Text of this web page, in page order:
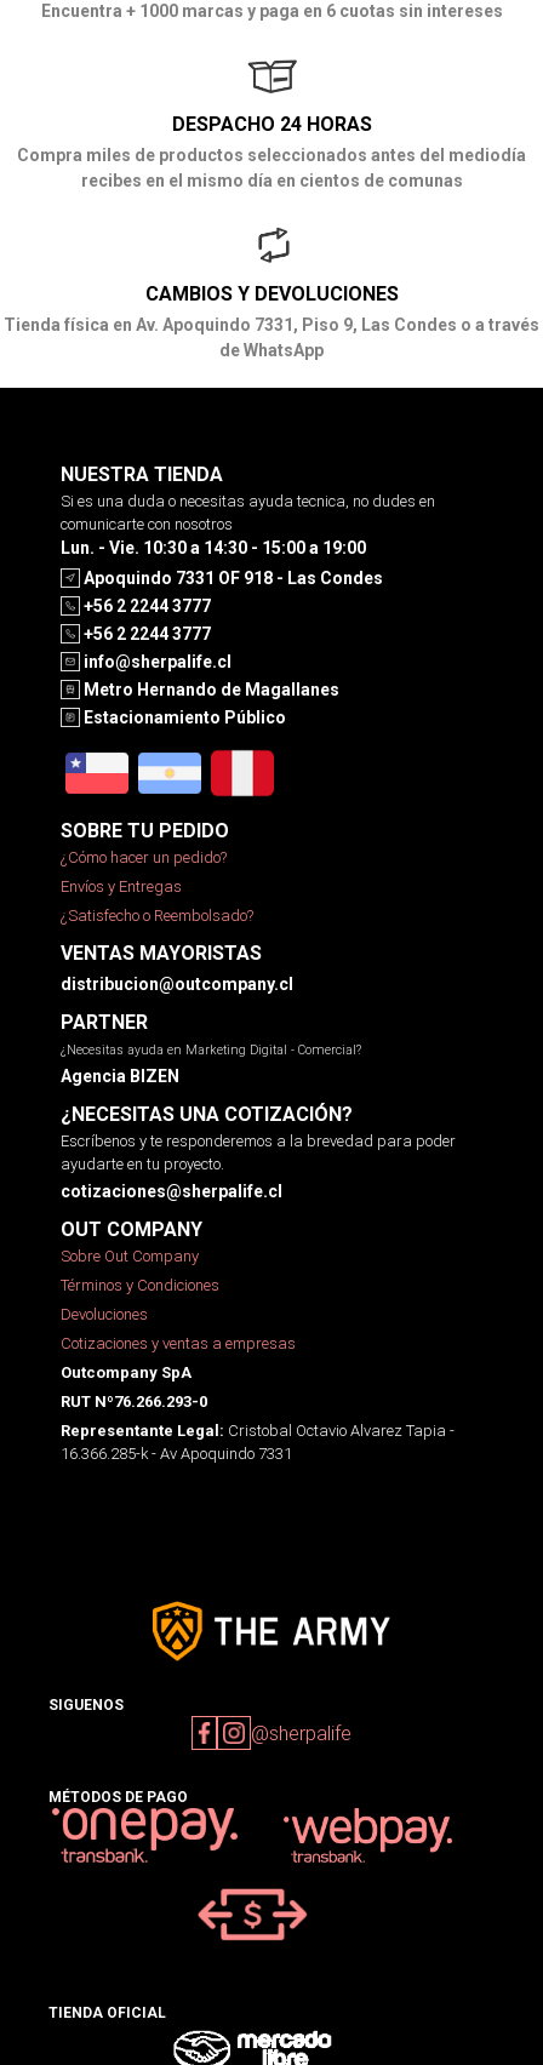
Encuentra + 1000 marcas y paga en 6 cuotas sin intereses
DESPACHO 24 HORAS
Compra miles de productos seleccionados antes del mediodía
recibes en el mismo día en cientos de comunas
CAMBIOS Y DEVOLUCIONES
Tienda física en Av. Apoquindo 7331, Piso 9, Las Condes o a través
de WhatsApp
NUESTRA TIENDA
Si es una duda o necesitas ayuda tecnica, no dudes en
comunicarte con nosotros
Lun. - Vie. 10:30 a 14:30 - 15:00 a 19:00
Apoquindo 7331 OF 918 - Las Condes
+56 2 2244 3777
+56 2 2244 3777
info@sherpalife.cl
Metro Hernando de Magallanes
Estacionamiento Público
SOBRE TU PEDIDO
¿Cómo hacer un pedido?
Envíos y Entregas
¿Satisfecho o Reembolsado?
VENTAS MAYORISTAS
distribucion@outcompany.cl
PARTNER
¿Necesitas ayuda en Marketing Digital - Comercial?
Agencia BIZEN
¿NECESITAS UNA COTIZACIÓN?
Escríbenos y te responderemos a la brevedad para poder
ayudarte en tu proyecto.
cotizaciones@sherpalife.cl
OUT COMPANY
Sobre Out Company
Términos y Condiciones
Devoluciones
Cotizaciones y ventas a empresas
Outcompany SpA
RUT Nº76.266.293-0
Representante Legal: Cristobal Octavio Alvarez Tapia -
16.366.285-k - Av Apoquindo 7331
SIGUENOS
@sherpalife
MÉTODOS DE PAGO
TIENDA OFICIAL